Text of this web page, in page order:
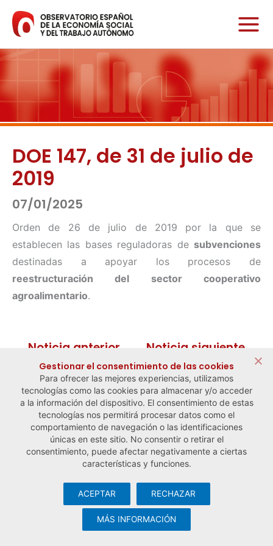
contenido
DOE 147, de 31 de julio de
2019
07/01/2025
Orden de 26 de julio de 2019 por la que se
establecen las bases reguladoras de subvenciones
destinadas a apoyar los procesos de
reestructuración del sector cooperativo
agroalimentario.
← Noticia anterior Noticia siguiente →
© Observatorio Español de la Economía Social y del Trabajo
Aviso legal y política de privacidad
cookies· Desarrollo web:Visualco
Gestionar el consentimiento de las cookies
Para ofrecer las mejores experiencias, utilizamos
tecnologías como las cookies para almacenar y/o acceder
a la información del dispositivo. El consentimiento de estas
tecnologías nos permitirá procesar datos como el
comportamiento de navegación o las identificaciones
únicas en este sitio. No consentir o retirar el
consentimiento, puede afectar negativamente a ciertas
características y funciones.
ACEPTAR RECHAZAR
MÁS INFORMACIÓN